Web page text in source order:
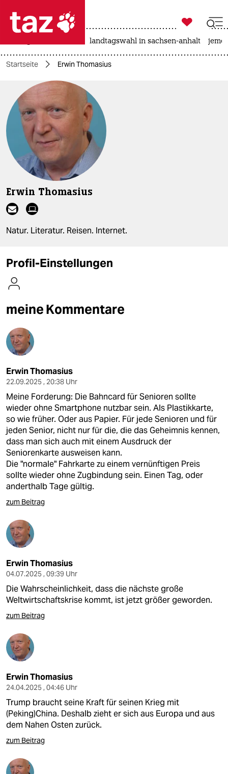
 taz zahl ich
taz zahl ich
themen
politik
öko
gesellschaft
kultur
sport
berlin
wahrheit
veranstaltungen
shop
fragen & hilfe
unterstützen
abo
genossenschaft
epaper login

taz zahl ich
landtagswahl in sachsen-anhalt
Startseite Erwin Thomasius
Erwin Thomasius
Natur. Literatur. Reisen. Internet.
Profil-Einstellungen
meine Kommentare
Erwin Thomasius
22.09.2025 , 20:38 Uhr
Meine Forderung: Die Bahncard für Senioren sollte
wieder ohne Smartphone nutzbar sein. Als Plastikkarte,
so wie früher. Oder aus Papier. Für jede Senioren und für
jeden Senior, nicht nur für die, die das Geheimnis kennen,
dass man sich auch mit einem Ausdruck der
Seniorenkarte ausweisen kann.
Die "normale" Fahrkarte zu einem vernünftigen Preis
sollte wieder ohne Zugbindung sein. Einen Tag, oder
anderthalb Tage gültig.
zum Beitrag
Erwin Thomasius
04.07.2025 , 09:39 Uhr
Die Wahrscheinlichkeit, dass die nächste große
Weltwirtschaftskrise kommt, ist jetzt größer geworden.
zum Beitrag
Erwin Thomasius
24.04.2025 , 04:46 Uhr
Trump braucht seine Kraft für seinen Krieg mit
(Peking)China. Deshalb zieht er sich aus Europa und aus
dem Nahen Osten zurück.
zum Beitrag